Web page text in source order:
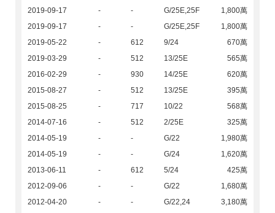
2019-09-17
- - G/25E,25F
1,800萬
2019-09-17
- - G/25E,25F
1,800萬
2019-05-22
- 612 9/24
670萬
2019-03-29
- 512 13/25E
565萬
2016-02-29
- 930 14/25E
620萬
2015-08-27
- 512 13/25E
395萬
2015-08-25
- 717 10/22
568萬
2014-07-16
- 512 2/25E
325萬
2014-05-19
- - G/22
1,980萬
2014-05-19
- - G/24
1,620萬
2013-06-11
- 612 5/24
425萬
2012-09-06
- - G/22
1,680萬
2012-04-20
- - G/22,24
3,180萬